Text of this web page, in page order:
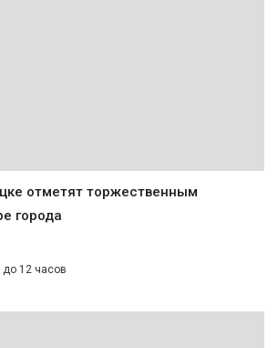
отметят торжественным
города
до 12 часов